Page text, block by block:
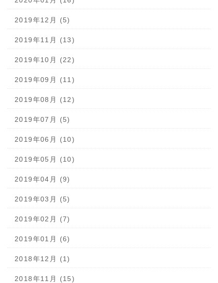
2019年12月 (5)
2019年11月 (13)
2019年10月 (22)
2019年09月 (11)
2019年08月 (12)
2019年07月 (5)
2019年06月 (10)
2019年05月 (10)
2019年04月 (9)
2019年03月 (5)
2019年02月 (7)
2019年01月 (6)
2018年12月 (1)
2018年11月 (15)